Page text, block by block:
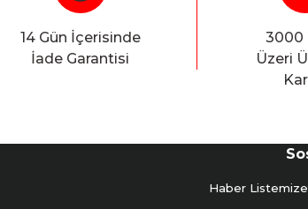
Yorum Yaz
14 Gün İçerisinde
İade Garantisi
3000
Üzeri
Haber